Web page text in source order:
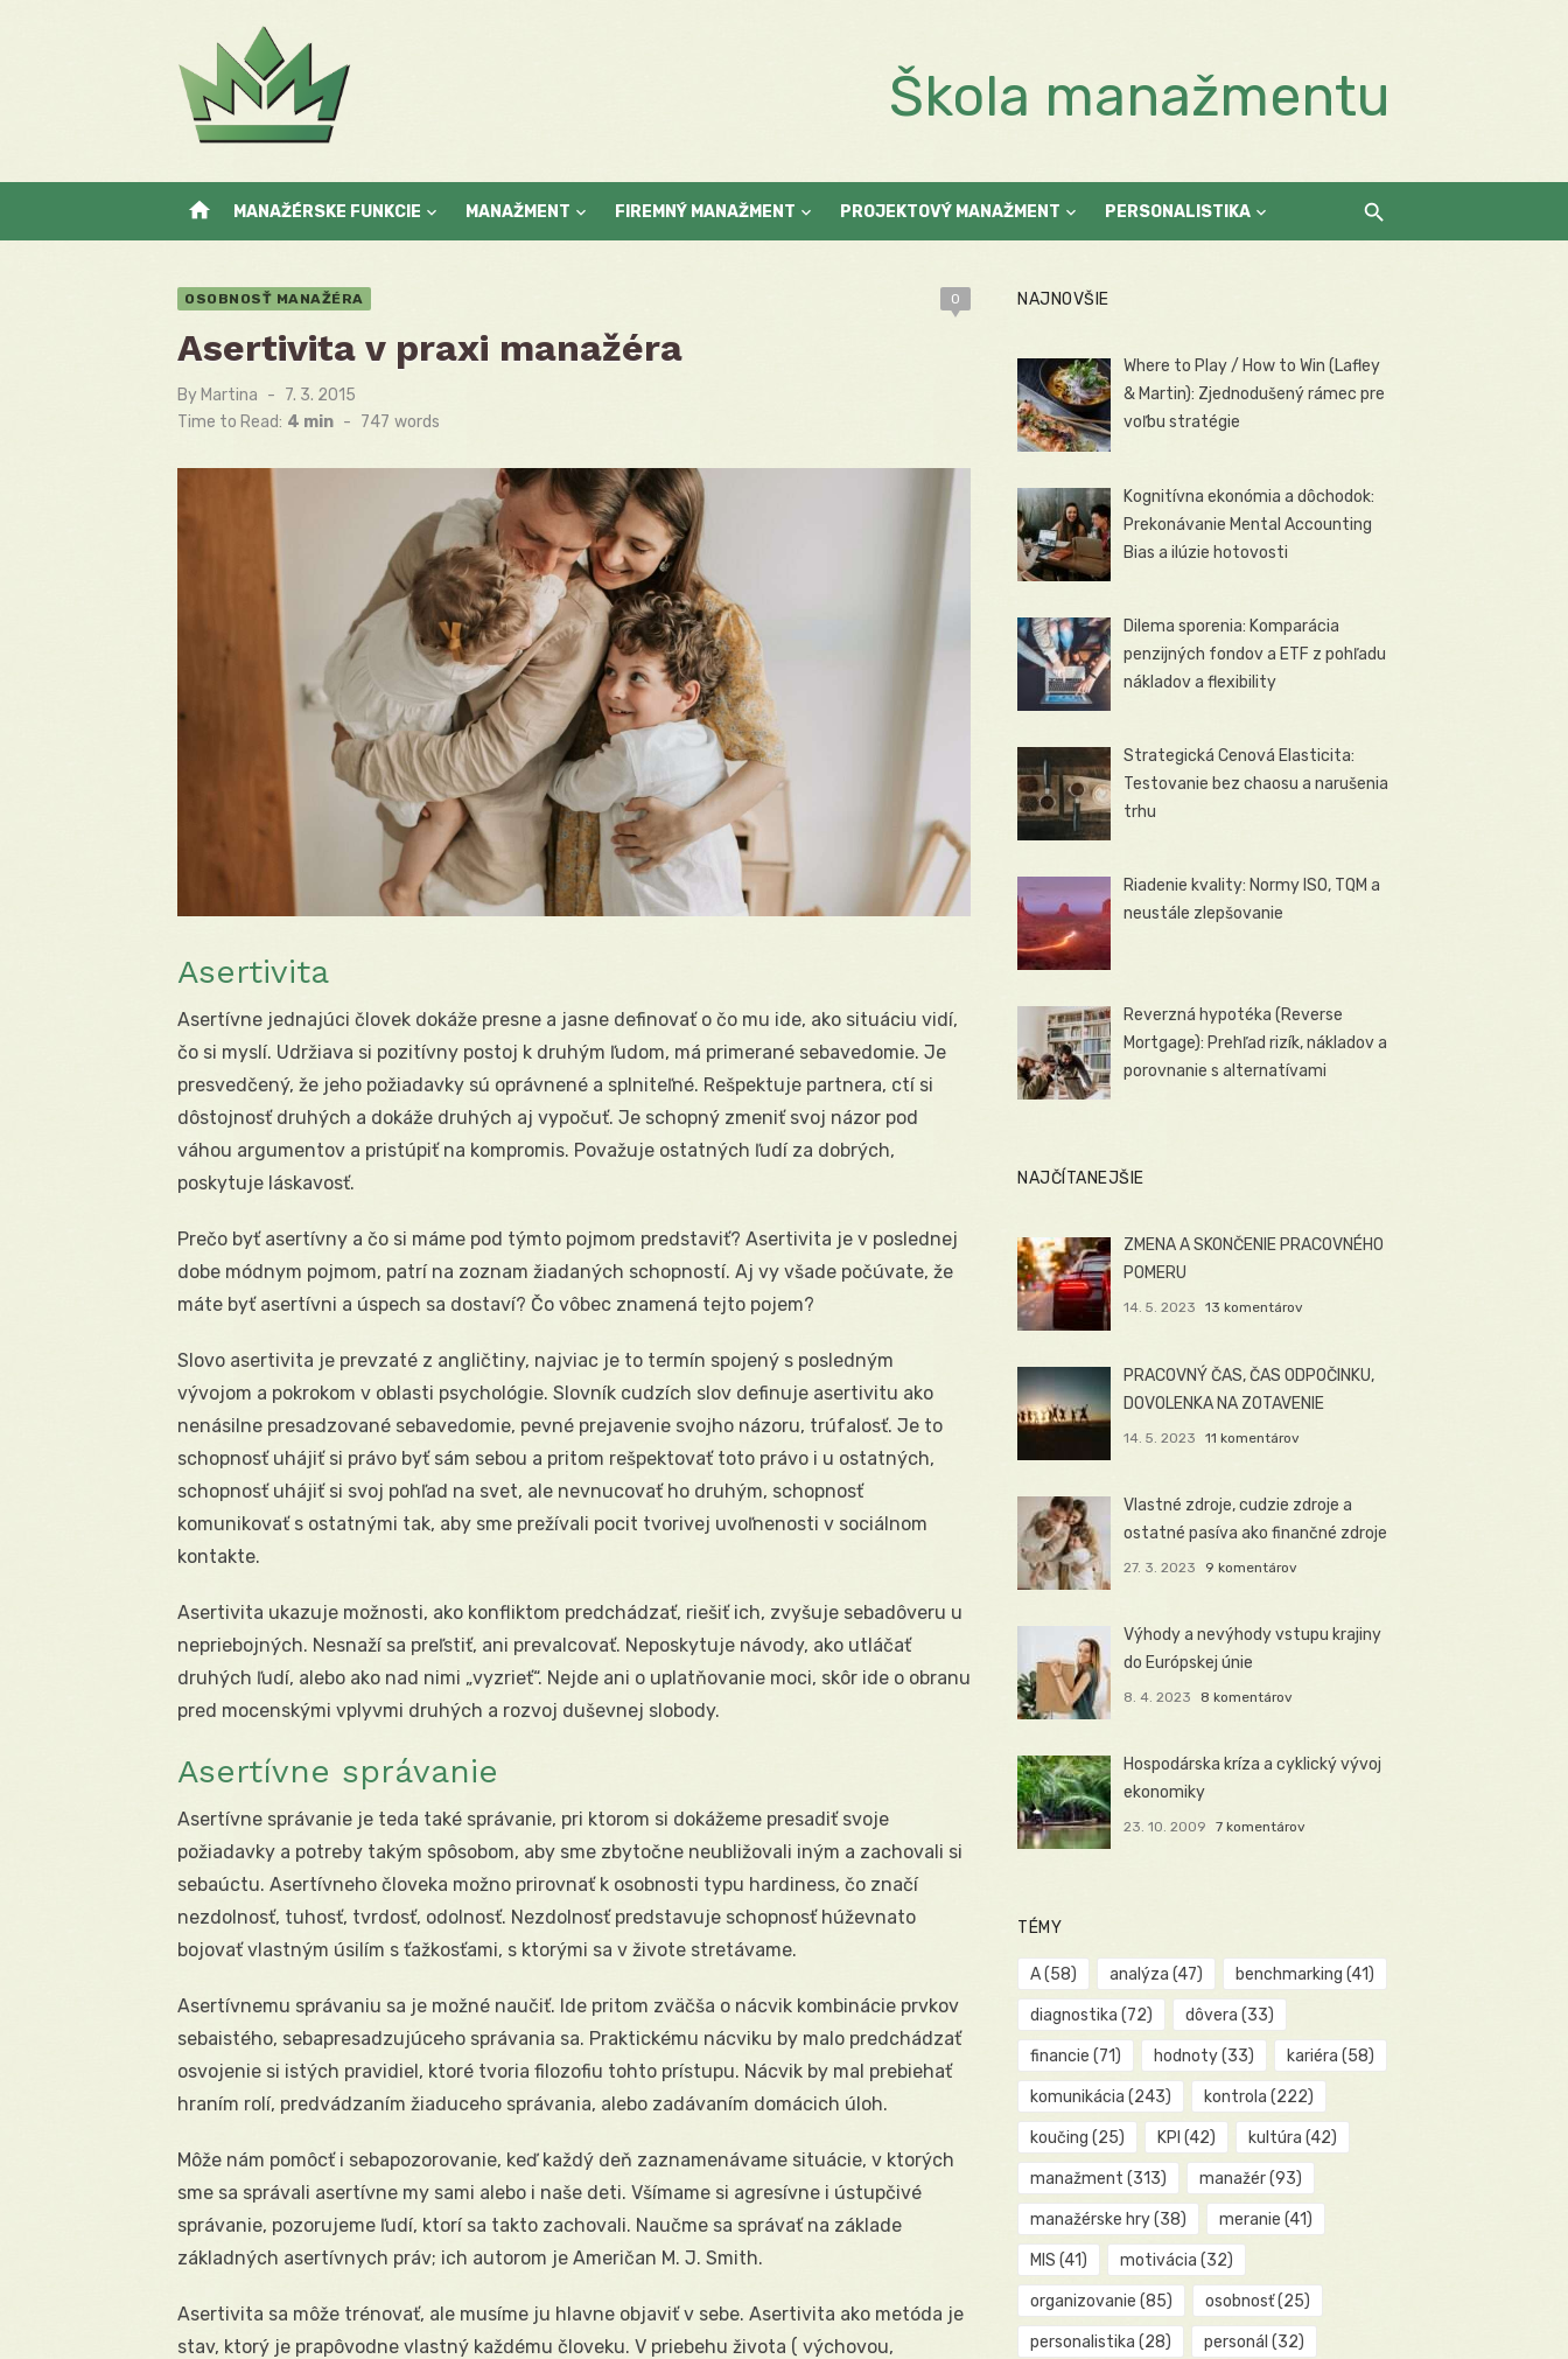
Škola manažmentu
home MANAŽÉRSKE FUNKCIE MANAŽMENT FIREMNÝ MANAŽMENT PROJEKTOVÝ MANAŽMENT PERSONALISTIKA
OSOBNOSŤ MANAŽÉRA 0
Asertivita v praxi manažéra
By Martina
Posted
on
7. 3. 2015
Time to Read: 4 min - 747 words
Asertivita
Asertívne jednajúci človek dokáže presne a jasne definovať o čo mu ide, ako situáciu vidí,
čo si myslí. Udržiava si pozitívny postoj k druhým ľudom, má primerané sebavedomie. Je
presvedčený, že jeho požiadavky sú oprávnené a splniteľné. Rešpektuje partnera, ctí si
dôstojnosť druhých a dokáže druhých aj vypočuť. Je schopný zmeniť svoj názor pod
váhou argumentov a pristúpiť na kompromis. Považuje ostatných ľudí za dobrých,
poskytuje láskavosť.
Prečo byť asertívny a čo si máme pod týmto pojmom predstaviť? Asertivita je v poslednej
dobe módnym pojmom, patrí na zoznam žiadaných schopností. Aj vy všade počúvate, že
máte byť asertívni a úspech sa dostaví? Čo vôbec znamená tejto pojem?
Slovo asertivita je prevzaté z angličtiny, najviac je to termín spojený s posledným
vývojom a pokrokom v oblasti psychológie. Slovník cudzích slov definuje asertivitu ako
nenásilne presadzované sebavedomie, pevné prejavenie svojho názoru, trúfalosť. Je to
schopnosť uhájiť si právo byť sám sebou a pritom rešpektovať toto právo i u ostatných,
schopnosť uhájiť si svoj pohľad na svet, ale nevnucovať ho druhým, schopnosť
komunikovať s ostatnými tak, aby sme prežívali pocit tvorivej uvoľnenosti v sociálnom
kontakte.
Asertivita ukazuje možnosti, ako konfliktom predchádzať, riešiť ich, zvyšuje sebadôveru u
nepriebojných. Nesnaží sa preľstiť, ani prevalcovať. Neposkytuje návody, ako utláčať
druhých ľudí, alebo ako nad nimi „vyzrieť“. Nejde ani o uplatňovanie moci, skôr ide o obranu
pred mocenskými vplyvmi druhých a rozvoj duševnej slobody.
Asertívne správanie
Asertívne správanie je teda také správanie, pri ktorom si dokážeme presadiť svoje
požiadavky a potreby takým spôsobom, aby sme zbytočne neubližovali iným a zachovali si
sebaúctu. Asertívneho človeka možno prirovnať k osobnosti typu hardiness, čo značí
nezdolnosť, tuhosť, tvrdosť, odolnosť. Nezdolnosť predstavuje schopnosť húževnato
bojovať vlastným úsilím s ťažkosťami, s ktorými sa v živote stretávame.
Asertívnemu správaniu sa je možné naučiť. Ide pritom zväčša o nácvik kombinácie prvkov
sebaistého, sebapresadzujúceho správania sa. Praktickému nácviku by malo predchádzať
osvojenie si istých pravidiel, ktoré tvoria filozofiu tohto prístupu. Nácvik by mal prebiehať
hraním rolí, predvádzaním žiaduceho správania, alebo zadávaním domácich úloh.
Môže nám pomôcť i sebapozorovanie, keď každý deň zaznamenávame situácie, v ktorých
sme sa správali asertívne my sami alebo i naše deti. Všímame si agresívne i ústupčivé
správanie, pozorujeme ľudí, ktorí sa takto zachovali. Naučme sa správať na základe
základných asertívnych práv; ich autorom je Američan M. J. Smith.
Asertivita sa môže trénovať, ale musíme ju hlavne objaviť v sebe. Asertivita ako metóda je
stav, ktorý je prapôvodne vlastný každému človeku. V priebehu života ( výchovou,
NAJNOVŠIE
Where to Play / How to Win (Lafley
& Martin): Zjednodušený rámec pre
voľbu stratégie
Kognitívna ekonómia a dôchodok:
Prekonávanie Mental Accounting
Bias a ilúzie hotovosti
Dilema sporenia: Komparácia
penzijných fondov a ETF z pohľadu
nákladov a flexibility
Strategická Cenová Elasticita:
Testovanie bez chaosu a narušenia
trhu
Riadenie kvality: Normy ISO, TQM a
neustále zlepšovanie
Reverzná hypotéka (Reverse
Mortgage): Prehľad rizík, nákladov a
porovnanie s alternatívami
NAJČÍTANEJŠIE
ZMENA A SKONČENIE PRACOVNÉHO
POMERU
14. 5. 2023 13 komentárov
PRACOVNÝ ČAS, ČAS ODPOČINKU,
DOVOLENKA NA ZOTAVENIE
14. 5. 2023 11 komentárov
Vlastné zdroje, cudzie zdroje a
ostatné pasíva ako finančné zdroje
27. 3. 2023 9 komentárov
Výhody a nevýhody vstupu krajiny
do Európskej únie
8. 4. 2023 8 komentárov
Hospodárska kríza a cyklický vývoj
ekonomiky
23. 10. 2009 7 komentárov
TÉMY
A(58) analýza (47) benchmarking (41)
diagnostika (72) dôvera (33)
financie (71) hodnoty(33) kariéra (58)
komunikácia (243) kontrola (222)
koučing (25) KPI (42) kultúra (42)
manažment (313) manažér(93)
manažérske hry(38) meranie (41)
MIS (41) motivácia (32)
organizovanie (85) osobnosť(25)
personalistika (28) personál (32)